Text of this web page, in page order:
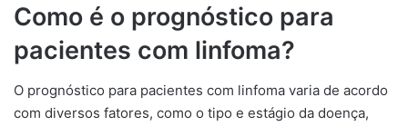
Como é o prognóstico para
pacientes com linfoma?
O prognóstico para pacientes com linfoma varia de acordo
com diversos fatores, como o tipo e estágio da doença,